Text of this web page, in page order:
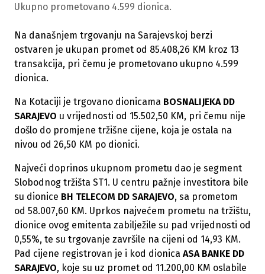
Ukupno prometovano 4.599 dionica.
Na današnjem trgovanju na Sarajevskoj berzi
ostvaren je ukupan promet od 85.408,26 KM kroz 13
transakcija, pri čemu je prometovano ukupno 4.599
dionica.
Na Kotaciji je trgovano dionicama BOSNALIJEKA DD
SARAJEVO u vrijednosti od 15.502,50 KM, pri čemu nije
došlo do promjene tržišne cijene, koja je ostala na
nivou od 26,50 KM po dionici.
Najveći doprinos ukupnom prometu dao je segment
Slobodnog tržišta ST1. U centru pažnje investitora bile
su dionice BH TELECOM DD SARAJEVO, sa prometom
od 58.007,60 KM. Uprkos najvećem prometu na tržištu,
dionice ovog emitenta zabilježile su pad vrijednosti od
0,55%, te su trgovanje završile na cijeni od 14,93 KM.
Pad cijene registrovan je i kod dionica ASA BANKE DD
SARAJEVO, koje su uz promet od 11.200,00 KM oslabile